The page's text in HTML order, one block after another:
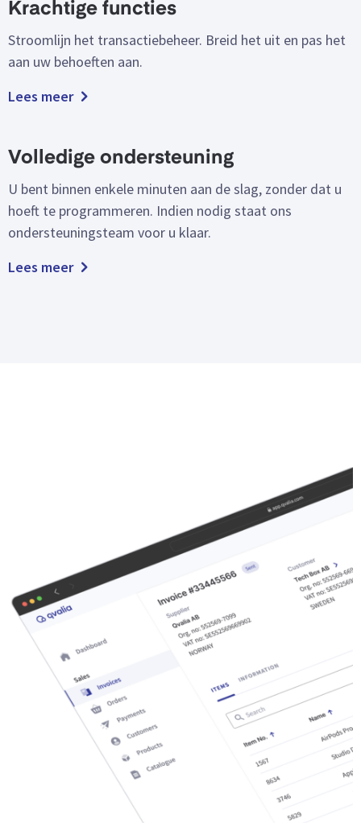
Krachtige functies
Stroomlijn het transactiebeheer. Breid het uit en pas het
aan uw behoeften aan.
Lees meer
Volledige ondersteuning
U bent binnen enkele minuten aan de slag, zonder dat u
hoeft te programmeren. Indien nodig staat ons
ondersteuningsteam voor u klaar.
Lees meer